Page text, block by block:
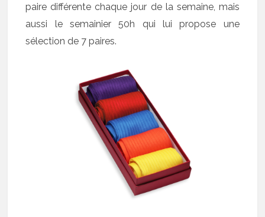
paire différente chaque jour de la semaine, mais
aussi le semainier 50h qui lui propose une
sélection de 7 paires.